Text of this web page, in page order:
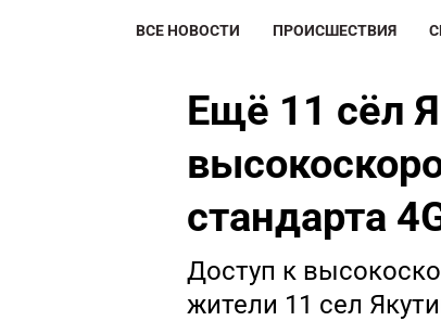
ВСЕ НОВОСТИ ПРОИСШЕСТВИЯ
Ещё 11 сёл
стандарта
Доступ к
жители 11 сел